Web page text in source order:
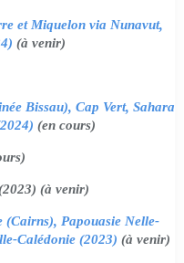
et Miquelon via Nunavut,
(à venir)
Bissau), Cap Vert, Sahara
(en cours)
(à venir)
(Cairns), Papouasie Nelle-
Calédonie (2023) (à venir)